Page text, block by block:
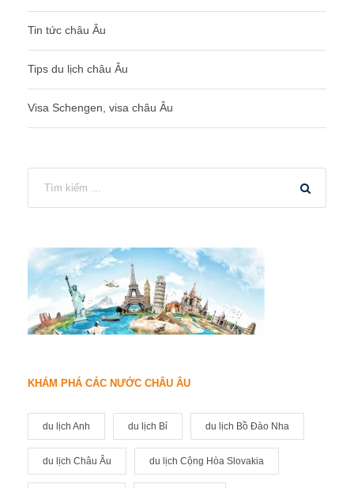
Tin tức châu Âu
Tips du lịch châu Âu
Visa Schengen, visa châu Âu
KHÁM PHÁ CÁC NƯỚC CHÂU ÂU
du lịch Anh du lịch Bỉ du lịch Bồ Đào Nha
du lịch Châu Âu du lịch Cộng Hòa Slovakia